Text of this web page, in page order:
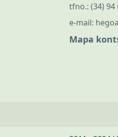
tfno.: (34) 94
e-mail:
Mapa